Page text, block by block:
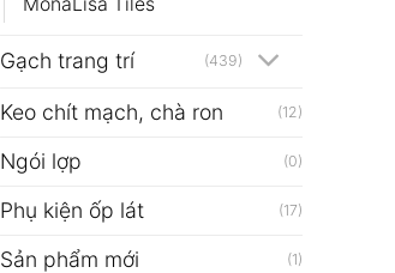
Gạch trang trí (439)
Keo chít mạch, chà ron (12)
Ngói lợp (0)
Phụ kiện ốp lát (17)
Sản phẩm mới (1)